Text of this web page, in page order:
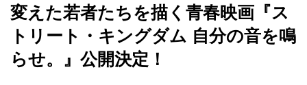
変えた若者たちを描く青春映画『ス
トリート・キングダム ⾃分の⾳を鳴
らせ。』公開決定！